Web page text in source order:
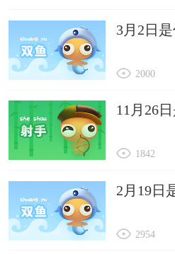
3月2日
2000
11月26
1842
2月19日
2954